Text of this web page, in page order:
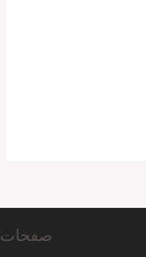
صفحات